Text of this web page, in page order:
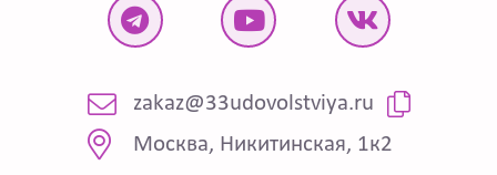
zakaz@33udovolstviya.ru
Москва, Никитинская, 1к2